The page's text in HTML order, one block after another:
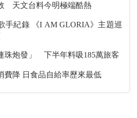
天文台料今明極端酷熱
》主題巡
珠炮發」 下半年料吸185萬旅客
國產大米漲價致消費降 日食品自給率歷來最低